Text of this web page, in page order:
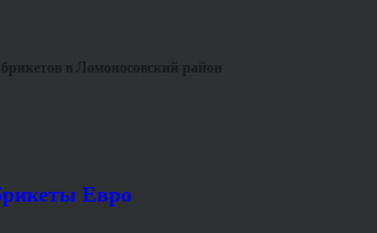
в Ломоносовский район
Евро